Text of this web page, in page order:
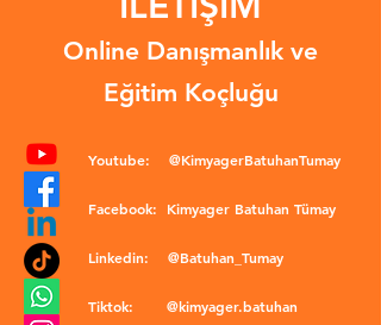
Online Danışmanlık ve
Eğitim Koçluğu
Youtube: @KimyagerBatuhanTumay
Facebook: Kimyager Batuhan Tümay
Linkedin: @Batuhan_Tumay
Tiktok: @kimyager.batuhan